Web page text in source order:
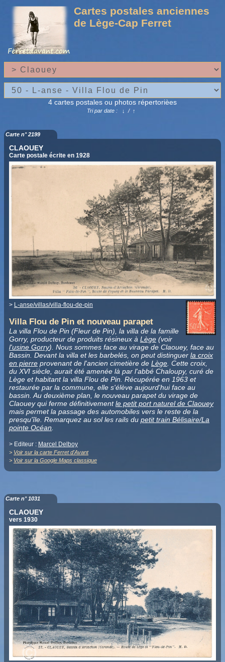
Cartes postales anciennes
de Lège-Cap Ferret
4 cartes postales ou photos répertorièes
Tri par date : ↓ /↑
Carte n° 2199
CLAOUEY
Carte postale écrite en 1928
> L-anse/villas/villa-flou-de-pin
Villa Flou de Pin et nouveau parapet
La villa Flou de Pin (Fleur de Pin), la villa de la famille
Gorry, producteur de produits résineux à Lège (voir
l'usine Gorry). Nous sommes face au virage de Claouey, face au
Bassin. Devant la villa et les barbelés, on peut distinguer la croix
en pierre provenant de l'ancien cimetière de Lège . Cette croix,
du XVI siècle, aurait été amenée là par l'abbé Chaloupy, curé de
Lège et habitant la villa Flou de Pin. Récupérée en 1963 et
restaurée par la commune, elle s'élève aujourd'hui face au
bassin. Au deuxième plan, le nouveau parapet du virage de
Claouey qui ferme définitivementle petit port naturel de Claouey
mais permet la passage des automobiles vers le reste de la
presqu'île. Remarquez au sol les rails du petit train Bélisaire/La
pointe Océan
> Editeur : Marcel Delboy
> Voir sur la carte Ferret d'Avant
> Voir sur la Google Maps classique
Carte n° 1031
CLAOUEY
vers 1930